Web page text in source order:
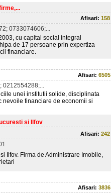
Afisari: 158
0733074606;...
cu capital social integral
de 17 persoane prin expertiza
financiare.
Afisari: 6505
0212554288;...
unei institutii solide, disciplinata
nevoile financiare de economii si
si Ilfov
Afisari: 242
Ilfov. Firma de Administrare Imobile,
Afisari: 3836